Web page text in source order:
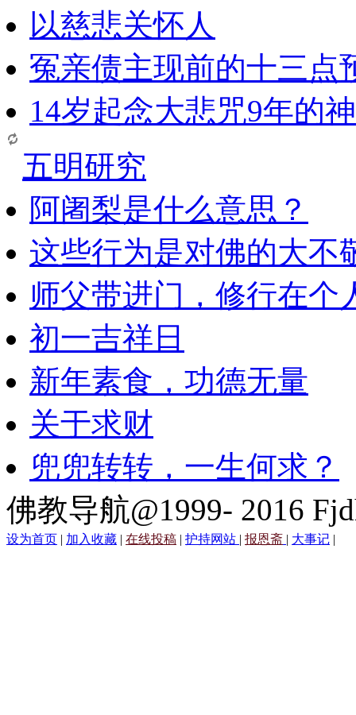
以慈悲关怀人
冤亲债主现前的十三点
14岁起念大悲咒9年的
五明研究
阿阇梨是什么意思？
这些行为是对佛的大不
师父带进门，修行在个
初一吉祥日
新年素食，功德无量
关于求财
兜兜转转，一生何求？
佛教导航@1999- 2016
设为首页 | 加入收藏 | 在线投稿 | 护持网站 | 报恩斋 | 大事记 |